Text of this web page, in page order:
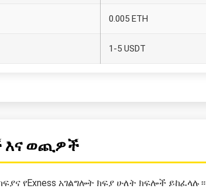
0.005 ETH
1-5 USDT
እና ወጪዎች
የExness አገልግሎት ክፍያ ሁለት ክፍሎች